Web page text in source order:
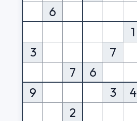
6
1
3
7
7
6
9
3
4
2